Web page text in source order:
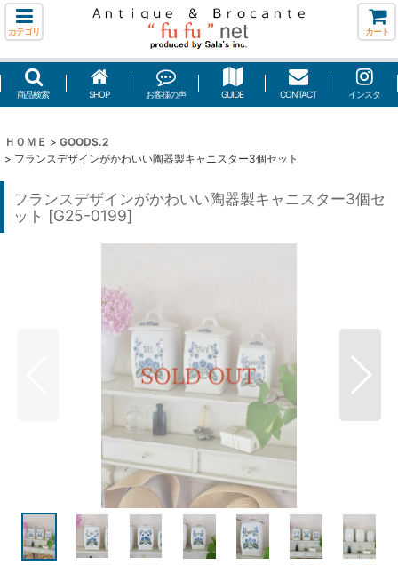
カテゴリ カート
商品検索 SHOP お客様の声 GUIDE CONTACT インスタ
ＨＯＭＥ > GOODS.2
> フランスデザインがかわいい陶器製キャニスター3個セット
フランスデザインがかわいい陶器製キャニスター3個セ
ット [G25-0199]